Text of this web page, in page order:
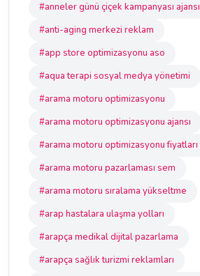
#anneler günü çiçek kampanyası ajansı
#anti-aging merkezi reklam
#app store optimizasyonu aso
#aqua terapi sosyal medya yönetimi
#arama motoru optimizasyonu
#arama motoru optimizasyonu ajansı
#arama motoru optimizasyonu fiyatları
#arama motoru pazarlaması sem
#arama motoru sıralama yükseltme
#arap hastalara ulaşma yolları
#arapça medikal dijital pazarlama
#arapça sağlık turizmi reklamları